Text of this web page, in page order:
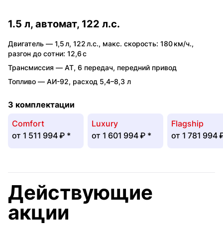
1.5 л, автомат, 122 л.с.
Двигатель — 1,5 л, 122 л.с., макс. скорость: 180 км/ч.,
разгон до сотни: 12,6 с
Трансмиссия — AT, 6 передач, передний привод
Топливо — АИ-92, расход 5,4–8,3 л
3 комплектации
Comfort
от 1 511 994 ₽ *
Luxury
от 1 601 994 ₽ *
Flagship
от 1 781 994
Действующие
акции